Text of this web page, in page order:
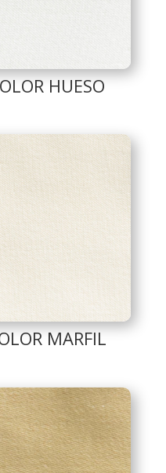
HUESO
MARFIL